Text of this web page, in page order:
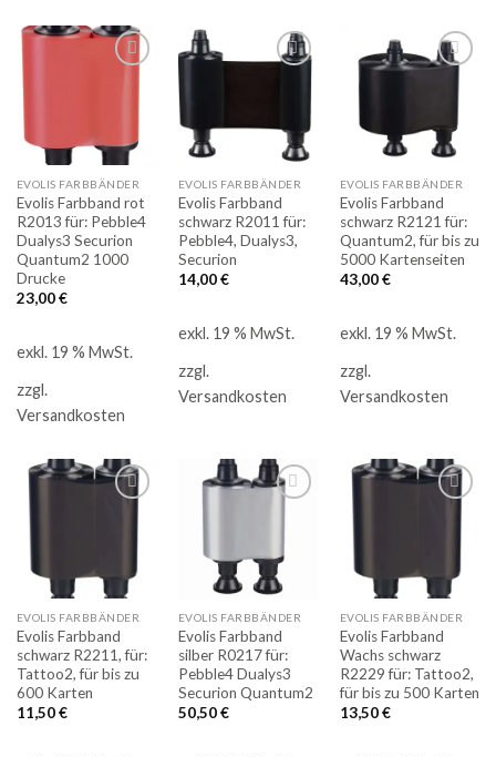
EVOLIS FARBBÄNDER
Evolis Farbband rot
R2013 für: Pebble4
Dualys3 Securion
Quantum2 1000
Drucke
23,00€
exkl. 19 % MwSt.
zzgl.
Versandkosten
Merkliste
EVOLIS FARBBÄNDER
Evolis Farbband
schwarz R2011 für:
Pebble4, Dualys3,
Securion
14,00€
exkl. 19 % MwSt.
zzgl.
Versandkosten
Merkliste
EVOLIS FARBBÄNDER
Evolis Farbband
schwarz R2121 für:
Quantum2, für bis zu
5000 Kartenseiten
43,00€
exkl. 19 % MwSt.
zzgl.
Versandkosten
Merkliste
EVOLIS FARBBÄNDER
Evolis Farbband
schwarz R2211, für:
Tattoo2, für bis zu
600 Karten
11,50€
die
Merkliste
EVOLIS FARBBÄNDER
Evolis Farbband
silber R0217 für:
Pebble4 Dualys3
Securion Quantum2
50,50€
Merkliste
EVOLIS FARBBÄNDER
Evolis Farbband
Wachs schwarz
R2229 für: Tattoo2,
für bis zu 500 Karten
13,50€